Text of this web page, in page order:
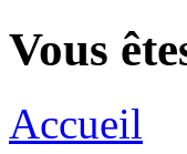
Vous
Accueil